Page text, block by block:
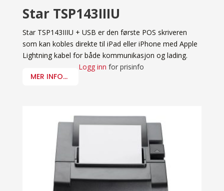
Star TSP143IIIU
Star TSP143IIIU + USB er den første POS skriveren
som kan kobles direkte til iPad eller iPhone med Apple
Lightning kabel for både kommunikasjon og lading.
MER INFO...
Logg inn for prisinfo